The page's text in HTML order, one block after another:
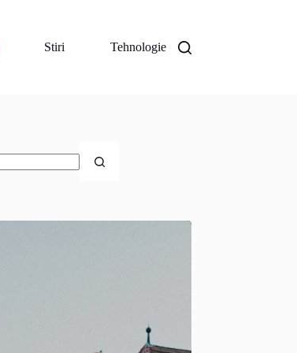
Stiri Tehnologie